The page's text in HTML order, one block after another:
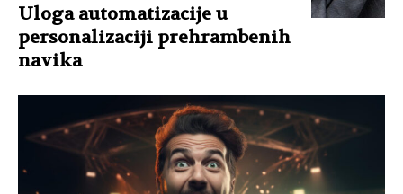
Uloga automatizacije u
personalizaciji prehrambenih
navika